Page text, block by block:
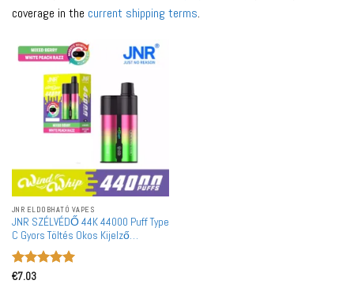
coverage in the current shipping terms.
JNR ELDOBHATÓ VAPES
JNR SZÉLVÉDŐ 44K 44000 Puff Type
C Gyors Töltés Okos Kijelző
Újratölthető Eldobható Vape
Nagykereskedelmi Tömeges
Vásárlás
Értékelés:
€7.03